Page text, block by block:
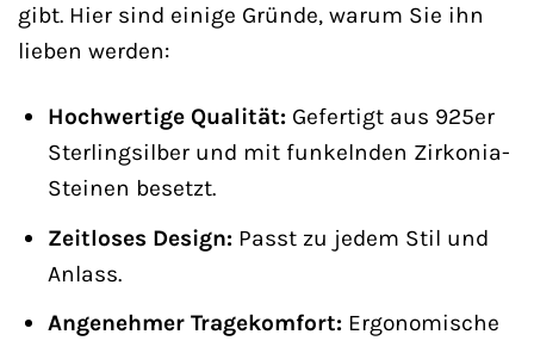
gibt. Hier sind einige Gründe, warum Sie ihn
lieben werden:
Hochwertige Qualität:Gefertigt aus 925er
Sterlingsilber und mit funkelnden Zirkonia-
Steinen besetzt.
Zeitloses Design:Passt zu jedem Stil und
Anlass.
Angenehmer Tragekomfort:Ergonomische